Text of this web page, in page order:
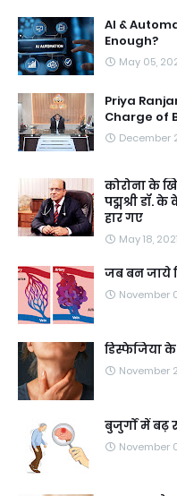
AI &
Enough?
May 05,
Priya
Charge of
December
कोरोना के
पद्मश्री डॉ.
हार गए
May 18, 2021
जब बन जाये
November
डिस्फेजिया के
November
बुजुर्गों में बढ़
November